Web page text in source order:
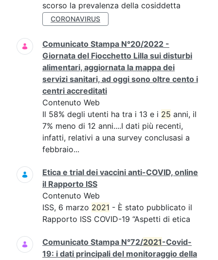
scorso la prevalenza della cosiddetta
CORONAVIRUS
Comunicato Stampa N°20/2022 -
Giornata del Fiocchetto Lilla sui disturbi
alimentari, aggiornata la mappa dei
servizi sanitari, ad oggi sono oltre cento i
centri accreditati
Contenuto Web
Il 58% degli utenti ha tra i 13 e i 25 anni, il
7% meno di 12 anni....I dati più recenti,
infatti, relativi a una survey conclusasi a
febbraio...
Etica e trial dei vaccini anti-COVID, online
il Rapporto ISS
Contenuto Web
ISS, 6 marzo 2021 - È stato pubblicato il
Rapporto ISS COVID-19 “Aspetti di etica
Comunicato Stampa N°72/2021-Covid-
19: i dati principali del monitoraggio della